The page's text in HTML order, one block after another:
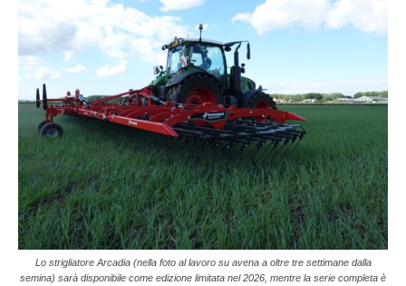
Lo strigliatore Arcadia (nella foto al lavoro su avena a oltre tre settimane dalla
semina) sarà disponibile come edizione limitata nel 2026, mentre la serie completa è